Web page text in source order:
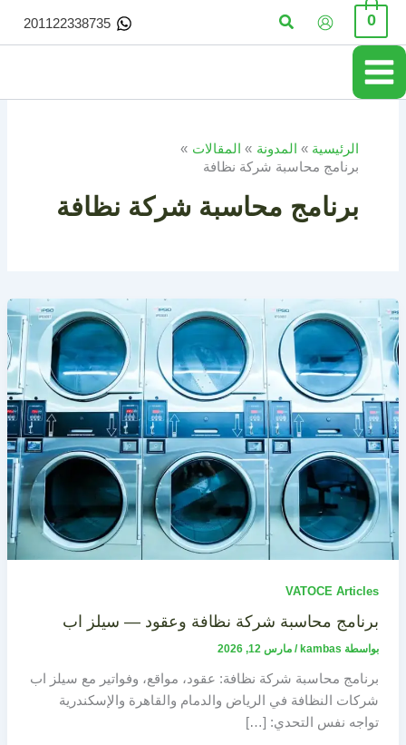
تخطي
المحتوى
0 البحث 201122338735
الرئيسية المدونة
المقالات
برنامج محاسبة شركة نظافة
برنامج محاسبة شركة نظافة
VATOCE Articles
برنامج محاسبة شركة نظافة وعقود — سيلز اب
بواسطة kambas
/ مارس 12, 2026
برنامج محاسبة شركة نظافة: عقود، مواقع، وفواتير مع سيلز اب
شركات النظافة في الرياض والدمام والقاهرة والإسكندرية
تواجه نفس التحدي: […]